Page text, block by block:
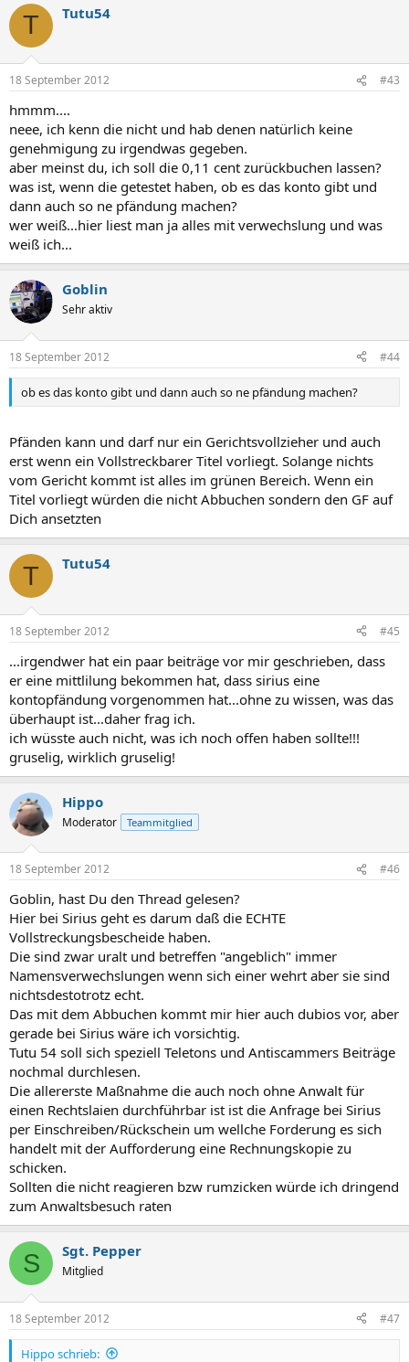
k
i
e
:
T Tutu54
18 September 2012 #43
hmmm....
neee, ich kenn die nicht und hab denen natürlich keine
genehmigung zu irgendwas gegeben.
aber meinst du, ich soll die 0,11 cent zurückbuchen lassen?
was ist, wenn die getestet haben, ob es das konto gibt und
dann auch so ne pfändung machen?
wer weiß...hier liest man ja alles mit verwechslung und was
weiß ich...
Goblin
Sehr aktiv
18 September 2012 #44
ob es das konto gibt und dann auch so ne pfändung machen?
Pfänden kann und darf nur ein Gerichtsvollzieher und auch
erst wenn ein Vollstreckbarer Titel vorliegt. Solange nichts
vom Gericht kommt ist alles im grünen Bereich. Wenn ein
Titel vorliegt würden die nicht Abbuchen sondern den GF auf
Dich ansetzten
T Tutu54
18 September 2012 #45
...irgendwer hat ein paar beiträge vor mir geschrieben, dass
er eine mittlilung bekommen hat, dass sirius eine
kontopfändung vorgenommen hat...ohne zu wissen, was das
überhaupt ist...daher frag ich.
ich wüsste auch nicht, was ich noch offen haben sollte!!!
gruselig, wirklich gruselig!
Hippo
Moderator Teammitglied
18 September 2012 #46
Goblin, hast Du den Thread gelesen?
Hier bei Sirius geht es darum daß die ECHTE
Vollstreckungsbescheide haben.
Die sind zwar uralt und betreffen "angeblich" immer
Namensverwechslungen wenn sich einer wehrt aber sie sind
nichtsdestotrotz echt.
Das mit dem Abbuchen kommt mir hier auch dubios vor, aber
gerade bei Sirius wäre ich vorsichtig.
Tutu 54 soll sich speziell Teletons und Antiscammers Beiträge
nochmal durchlesen.
Die allererste Maßnahme die auch noch ohne Anwalt für
einen Rechtslaien durchführbar ist ist die Anfrage bei Sirius
per Einschreiben/Rückschein um wellche Forderung es sich
handelt mit der Aufforderung eine Rechnungskopie zu
schicken.
Sollten die nicht reagieren bzw rumzicken würde ich dringend
zum Anwaltsbesuch raten
S Sgt. Pepper
Mitglied
18 September 2012 #47
Hippo schrieb: